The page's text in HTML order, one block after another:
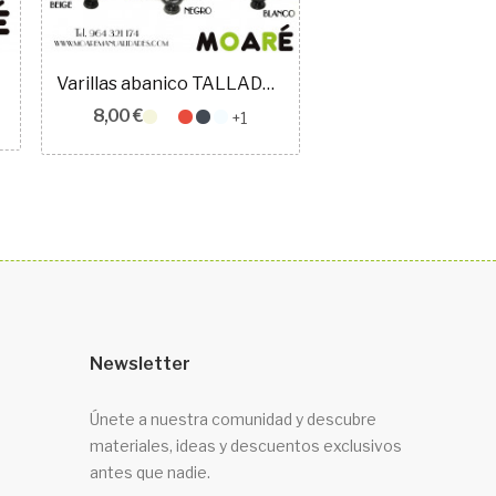
Varillas abanico TALLADO + patrón
8,00 €
+1
Newsletter
Únete a nuestra comunidad y descubre
materiales, ideas y descuentos exclusivos
antes que nadie.